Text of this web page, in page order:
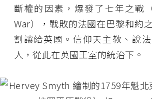
斷權的因素，爆發了七年之戰
War），戰敗的法國在巴黎和約
割讓給英國。信仰天主教、說
人，從此在英國王室的統治下。